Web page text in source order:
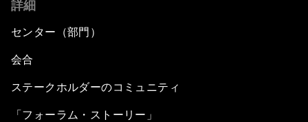
詳細
センター（部門）
会合
ステークホルダーのコミュニティ
「フォーラム・ストーリー」